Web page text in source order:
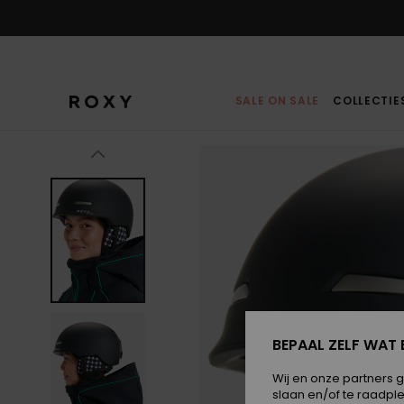
SALE ON SALE
BEPAAL ZELF WAT
Wij en onze partners
slaan en/of te